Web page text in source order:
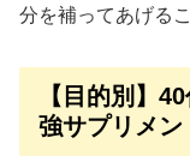
分を補ってあげる
【目的別】
強サプリメン